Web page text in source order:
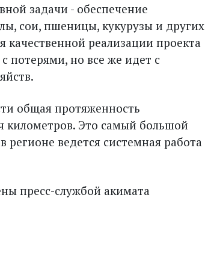
задачи - обеспечение
сои, пшеницы, кукурузы и других
качественной реализации проекта
потерями, но все же идет с
общая протяженность
километров. Это самый большой
регионе ведется системная работа
пресс-службой акимата